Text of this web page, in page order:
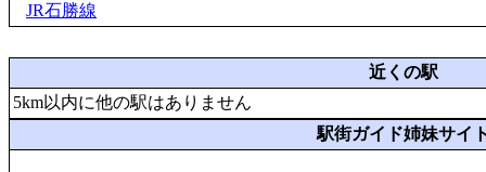
JR石勝線
近くの駅
5km以内に他の駅はありません
駅街ガイド姉妹サイ